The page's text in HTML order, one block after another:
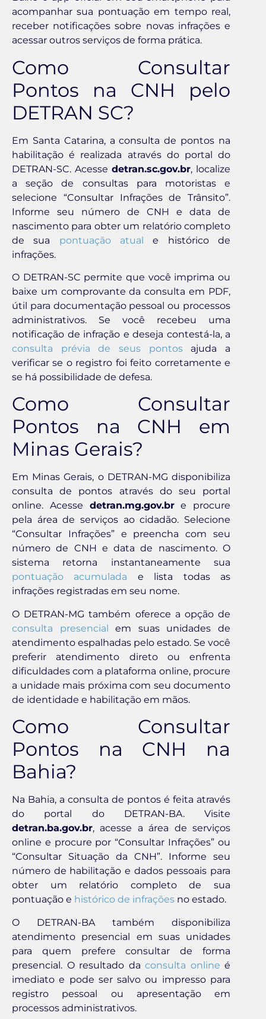
acompanhar sua pontuação em tempo real,
receber notificações sobre novas infrações e
acessar outros serviços de forma prática.
Como Consultar
Pontos na CNH pelo
DETRAN SC?
Em Santa Catarina, a consulta de pontos na
habilitação é realizada através do portal do
DETRAN-SC. Acesse detran.sc.gov.br, localize
a seção de consultas para motoristas e
selecione “Consultar Infrações de Trânsito”.
Informe seu número de CNH e data de
nascimento para obter um relatório completo
de sua pontuação atual e histórico de
infrações.
O DETRAN-SC permite que você imprima ou
baixe um comprovante da consulta em PDF,
útil para documentação pessoal ou processos
administrativos. Se você recebeu uma
notificação de infração e deseja contestá-la, a
consulta prévia de seus pontosajuda a
verificar se o registro foi feito corretamente e
se há possibilidade de defesa.
Como Consultar
Pontos na CNH em
Minas Gerais?
Em Minas Gerais, o DETRAN-MG disponibiliza
consulta de pontos através do seu portal
online. Acesse detran.mg.gov.bre procure
pela área de serviços ao cidadão. Selecione
“Consultar Infrações” e preencha com seu
número de CNH e data de nascimento. O
sistema retorna instantaneamente sua
pontuação acumulada e lista todas as
infrações registradas em seu nome.
O DETRAN-MG também oferece a opção de
consulta presencial em suas unidades de
atendimento espalhadas pelo estado. Se você
preferir atendimento direto ou enfrenta
dificuldades com a plataforma online, procure
a unidade mais próxima com seu documento
de identidade e habilitação em mãos.
Como Consultar
Pontos na CNH na
Bahia?
Na Bahia, a consulta de pontos é feita através
do portal do DETRAN-BA. Visite
detran.ba.gov.br, acesse a área de serviços
online e procure por “Consultar Infrações” ou
“Consultar Situação da CNH”. Informe seu
número de habilitação e dados pessoais para
obter um relatório completo de sua
pontuação e histórico de infrações no estado.
O DETRAN-BA também disponibiliza
atendimento presencial em suas unidades
para quem prefere consultar de forma
presencial. O resultado da consulta online é
imediato e pode ser salvo ou impresso para
registro pessoal ou apresentação em
processos administrativos.